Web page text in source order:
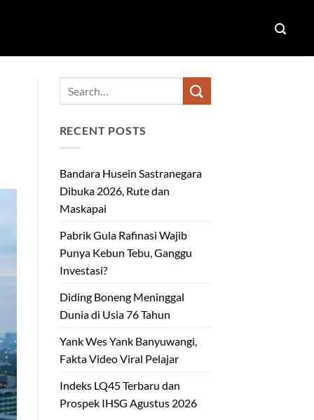
RECENT POSTS
Bandara Husein Sastranegara
Dibuka 2026, Rute dan
Maskapai
Pabrik Gula Rafinasi Wajib
Punya Kebun Tebu, Ganggu
Investasi?
Diding Boneng Meninggal
Dunia di Usia 76 Tahun
Yank Wes Yank Banyuwangi,
Fakta Video Viral Pelajar
Indeks LQ45 Terbaru dan
Prospek IHSG Agustus 2026